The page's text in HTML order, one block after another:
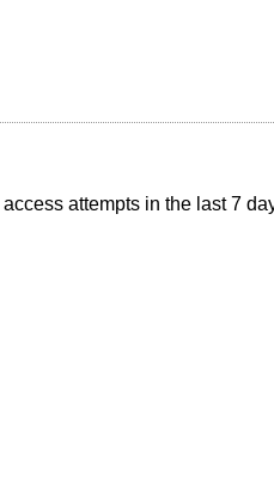
access attempts in the last 7